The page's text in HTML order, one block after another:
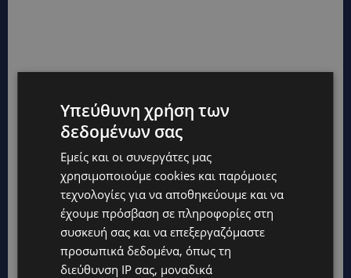
Υπεύθυνη χρήση των
δεδομένων σας
Εμείς και οι συνεργάτες μας
χρησιμοποιούμε cookies και παρόμοιες
τεχνολογίες για να αποθηκεύουμε και να
έχουμε πρόσβαση σε πληροφορίες στη
συσκευή σας και να επεξεργαζόμαστε
προσωπικά δεδομένα, όπως τη
διεύθυνση IP σας, μοναδικά